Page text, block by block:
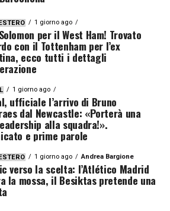
1 giorno ago
per il West Ham! Trovato
con il Tottenham per l’ex
ecco tutti i dettagli
1 giorno ago
ufficiale l’arrivo di Bruno
dal Newcastle: «Porterà una
alla squadra!».
e prime parole
1 giorno ago Andrea Bargione
verso la scelta: l’Atlético Madrid
la mossa, il Besiktas pretende una